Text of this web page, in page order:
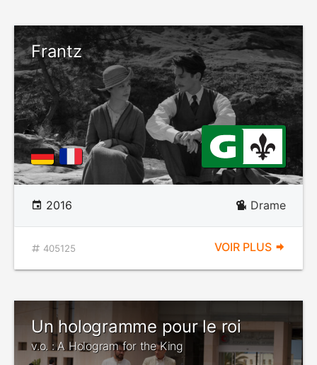
Frantz
2016 Drame
405125 VOIR PLUS
Un hologramme pour le roi
v.o. : A Hologram for the King